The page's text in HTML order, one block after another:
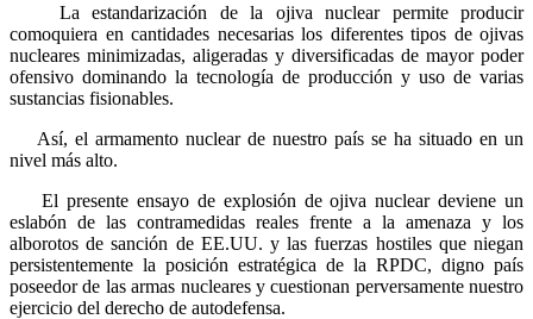
La estandarización de la ojiva nuclear permite producir
comoquiera en cantidades necesarias los diferentes tipos de ojivas
nucleares minimizadas, aligeradas y diversificadas de mayor poder
ofensivo dominando la tecnología de producción y uso de varias
sustancias fisionables.
Así, el armamento nuclear de nuestro país se ha situado en un
nivel más alto.
El presente ensayo de explosión de ojiva nuclear deviene un
eslabón de las contramedidas reales frente a la amenaza y los
alborotos de sanción de EE.UU. y las fuerzas hostiles que niegan
persistentemente la posición estratégica de la RPDC, digno país
poseedor de las armas nucleares y cuestionan perversamente nuestro
ejercicio del derecho de autodefensa.